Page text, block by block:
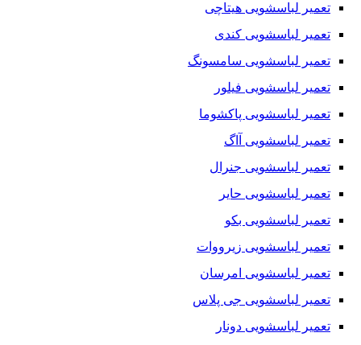
تعمیر لباسشویی هیتاچی
تعمیر لباسشویی کندی
تعمیر لباسشویی سامسونگ
تعمیر لباسشویی فیلور
تعمیر لباسشویی پاکشوما
تعمیر لباسشویی آاگ
تعمیر لباسشویی جنرال
تعمیر لباسشویی حایر
تعمیر لباسشویی بکو
تعمیر لباسشویی زیرووات
تعمیر لباسشویی امرسان
تعمیر لباسشویی جی پلاس
تعمیر لباسشویی دونار